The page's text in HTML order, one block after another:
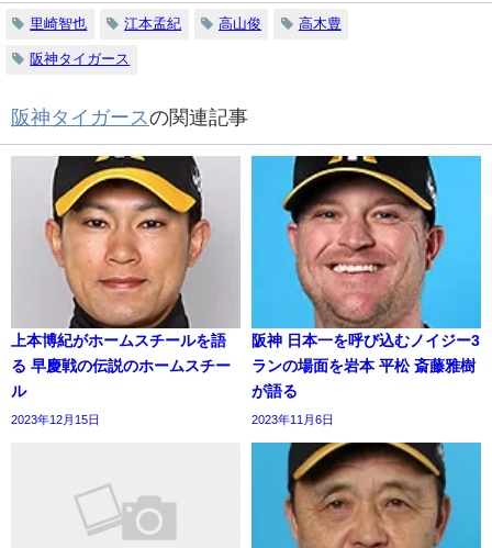
里崎智也 江本孟紀 高山俊 高木豊
阪神タイガース
阪神タイガースの関連記事
上本博紀がホームスチールを語
る 早慶戦の伝説のホームスチー
ル
2023年12月15日
阪神 日本一を呼び込むノイジー3
ランの場面を岩本 平松 斎藤雅樹
が語る
2023年11月6日